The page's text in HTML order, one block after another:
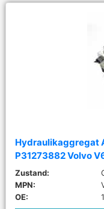
Hydraulikaggregat
P31273882 Volvo
Zustand:
MPN:
OE: